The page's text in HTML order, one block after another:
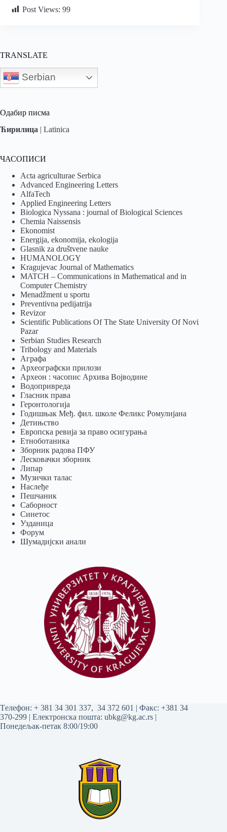
Post Views: 99
TRANSLATE
Serbian
Одабир писма
Ћирилица | Latinica
ЧАСОПИСИ
Acta agriculturae Serbica
Advanced Engineering Letters
AlfaTech
Applied Engineering Letters
Biologica Nyssana : journal of Biological Sciences
Chemia Naissensis
Ekonomist
Energija, ekonomija, ekologija
Glasnik za društvene nauke
HUMANOLOGY
Kragujevac Journal of Mathematics
MATCH – Communications in Mathematical and in
Computer Chemistry
Menadžment u sportu
Preventivna pedijatrija
Revizor
Scientific Publications Of The State University Of Novi
Pazar
Serbian Studies Research
Tribology and Materials
Аграфа
Археографски прилози
Археон : часопис Архива Војводине
Водопривреда
Гласник права
Геронтологија
Годишњак Међ. фил. школе Феликс Ромулијана
Детињство
Европска ревија за право осигурања
Eтноботаника
Зборник радова ПФУ
Лесковачки зборник
Липар
Музички талас
Наслеђе
Пешчаник
Саборност
Синетос
Узданица
Форум
Шумадијски анали
Tелефон: + 381 34 301 337, 34 372 601 | Факс: +381 34
370-299 | Електронска пошта: ubkg@kg.ac.rs |
Понедељак-петак 8:00/19:00